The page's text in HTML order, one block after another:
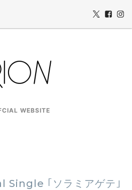
WEBSITE
｢ソラミアゲテ｣